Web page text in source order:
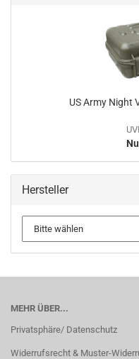
US Army Night
Hersteller
MEHR ÜBER...
Privatsphäre/ Datenschutz
Widerrufsrecht & Muster-